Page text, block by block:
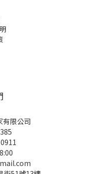
有限公司